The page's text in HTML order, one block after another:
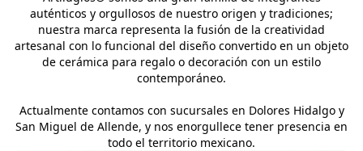
auténticos y orgullosos de nuestro origen y tradiciones;
nuestra marca representa la fusión de la creatividad
artesanal con lo funcional del diseño convertido en un objeto
de cerámica para regalo o decoración con un estilo
contemporáneo.
Actualmente contamos con sucursales en Dolores Hidalgo y
San Miguel de Allende, y nos enorgullece tener presencia en
todo el territorio mexicano.